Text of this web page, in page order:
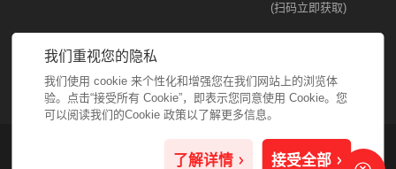
(扫码立即获取)
400-6848-122
地址 : 深圳市宝安区福永街道怀德翠岗工业5区34栋整栋
粤ICP备13004406号-4
我们重视您的隐私
我们使用 cookie 来个性化和增强您在我们网站上的浏览体
验。点击“接受所有 Cookie”，即表示您同意使用 Cookie。您
可以阅读我们的Cookie 政策以了解更多信息。
了解详情 接受全部